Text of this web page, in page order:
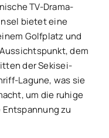
TV-Drama-
bietet eine
Golfplatz und
dem
der Sekisei-
Lagune, was sie
um die ruhige
zu